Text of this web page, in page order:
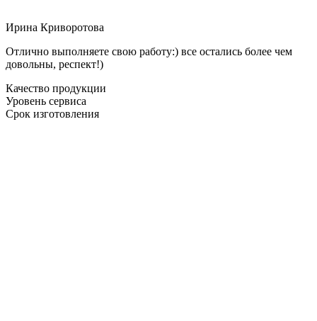
Ирина Криворотова
Отлично выполняете свою работу:) все остались более чем
довольны, респект!)
Качество продукции
Уровень сервиса
Срок изготовления